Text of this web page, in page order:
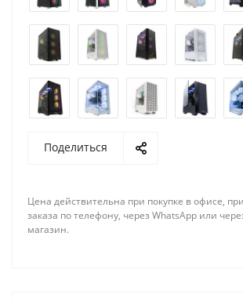
Поделиться
Цена действительна при покупке в офисе,
заказа по телефону, через WhatsApp или
магазин.